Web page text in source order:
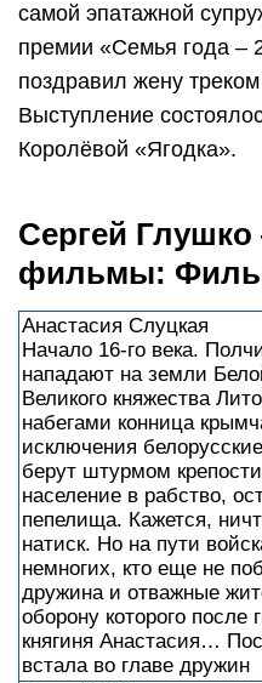
самой эпатажной
премии «Семья года –
поздравил жену
Выступление
Королёвой «Ягодка».
Сергей
фильмы:
Анастасия Слуцкая
Начало 16-го века.
нападают на земли
Великого княжества
набегами конница
исключения
берут штурмом
население в рабство,
пепелища. Кажется,
натиск. Но на пути
немногих, кто еще не
дружина и отважные
оборону которого после
княгиня Анастасия…
встала во главе дружин